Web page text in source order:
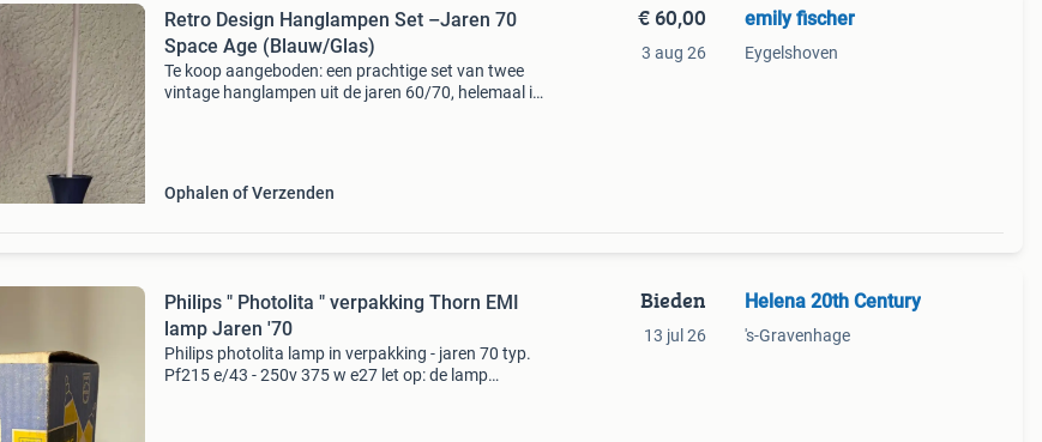
Retro Design Hanglampen Set –Jaren 70
Space Age (Blauw/Glas)
Te koop aangeboden: een prachtige set van twee
vintage hanglampen uit de jaren 60/70, helemaal in
Ophalen of Verzenden
€ 60,00
3 aug 26
emily fischer
Eygelshoven
Philips " Photolita " verpakking Thorn EMI
lamp Jaren '70
Philips photolita lamp in verpakking - jaren 70 typ.
Pf215 e/43 - 250v 375 w e27 let op: de lamp
Bieden
13 jul 26
Helena 20th Century
's-Gravenhage